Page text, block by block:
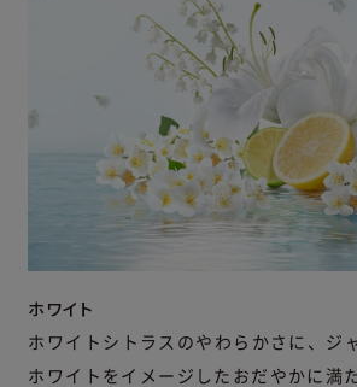
ホワイト
ホワイトシトラスのやわらかさに、ジ
ホワイトをイメージしたおだやかに満